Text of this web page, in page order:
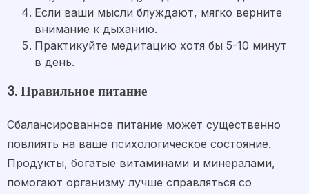
Если ваши мысли блуждают, мягко верните
внимание к дыханию.
Практикуйте медитацию хотя бы 5-10 минут
в день.
3. Правильное питание
Сбалансированное питание может существенно
повлиять на ваше психологическое состояние.
Продукты, богатые витаминами и минералами,
помогают организму лучше справляться со